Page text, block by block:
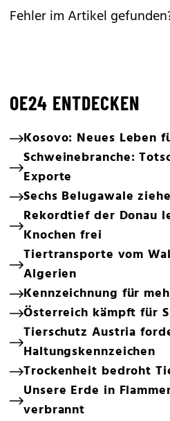
Fehler im Artikel
OE24 ENTDECKEN
Kosovo: Neues Leben
Schweinebranche:
Exporte
Sechs Belugawale
Rekordtief der Donau
Knochen frei
Tiertransporte vom
Algerien
Kennzeichnung für
Österreich kämpft für
Tierschutz Austria
Haltungskennzeichen
Trockenheit bedroht
Unsere Erde in
verbrannt